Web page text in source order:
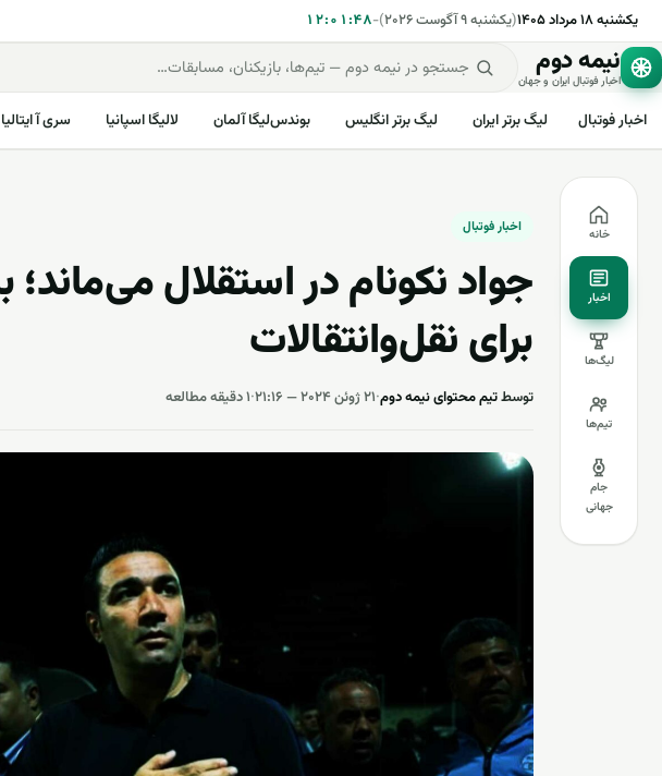
یکشنبه ۱۸ مرداد ۱۴۰۵ (یکشنبه ۹ آگوست ۲۰۲۶ )
-۱۲:۰۱:۴۸
نیمه دوم
اخبار فوتبال ایران و جهان
اخبار فوتبال لیگ برتر ایران لیگ برتر انگلیس بوندس‌لیگا آلمان لالیگا اسپانیا سری آ ایتالیا
خانه
اخبار
لیگ‌ها
تیم‌ها
جام
جهانی
اخبار فوتبال
جواد نکونام در استقلال می‌ماند؛
برای نقل‌وانتقالات
توسطتیم محتوای نیمه دوم·۲۱ ژوئن ۲۰۲۴ — ۲۱:۱۶ ·۱ دقیقه مطالعه